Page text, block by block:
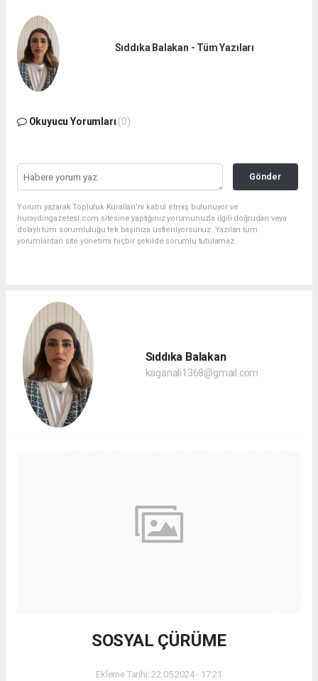
Sıddıka Balakan - Tüm Yazıları
Okuyucu Yorumları (0)
Gönder
Yorum yazarak Topluluk Kuralları’nı kabul etmiş bulunuyor ve
huraydingazetesi.com sitesine yaptığınız yorumunuzla ilgili doğrudan veya
dolaylı tüm sorumluluğu tek başınıza üstleniyorsunuz. Yazılan tüm
yorumlardan site yönetimi hiçbir şekilde sorumlu tutulamaz.
Sıddıka Balakan
kaganali1368@gmail.com
SOSYAL ÇÜRÜME
Ekleme Tarihi: 22.05.2024 - 17:21